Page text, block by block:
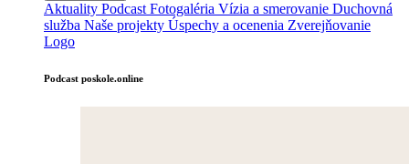
Aktuality Podcast Fotogaléria Vízia a smerovanie Duchovná
služba Naše projekty Úspechy a ocenenia Zverejňovanie
Logo
Podcast poskole.online